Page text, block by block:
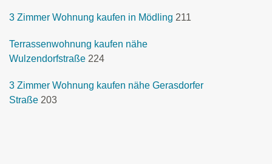
3 Zimmer Wohnung kaufen in Mödling 211
Terrassenwohnung kaufen nähe
Wulzendorfstraße 224
3 Zimmer Wohnung kaufen nähe Gerasdorfer
Straße 203